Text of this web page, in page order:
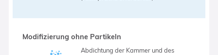
Modifizierung ohne Partikeln
Abdichtung der Kammer und des